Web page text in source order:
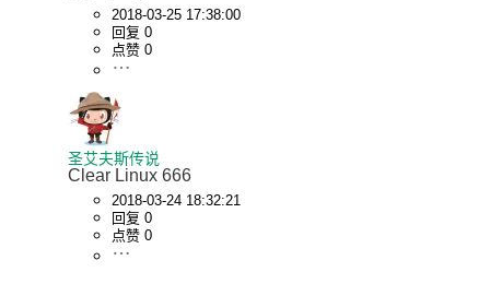
2018-03-25 17:38:00
回复 0
点赞 0
圣艾夫斯传说
Clear Linux 666
2018-03-24 18:32:21
回复 0
点赞 0